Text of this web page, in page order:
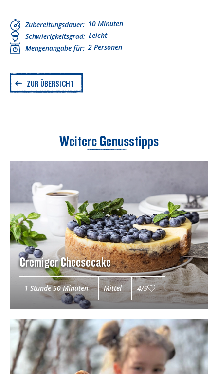
Zubereitungsdauer
10 Minuten
Schwierigkeitsgrad Leicht
Mengenangabe für 2 Personen
ZUR ÜBERSICHT
Weitere Genusstipps
Cremiger Cheesecake
1 Stunde 50 Minuten Mittel 4/5